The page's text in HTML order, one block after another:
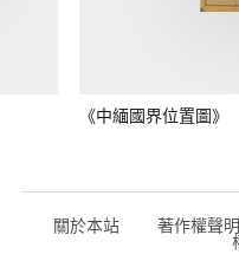
《中緬國界位置圖》
關於本站 著作權聲明